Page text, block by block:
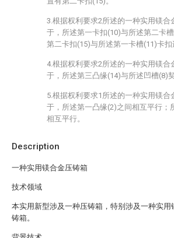
Description
一种实用镁合金压铸箱
技术领域
本实用新型涉及一种压铸箱，特别涉及一种实用
铸箱。
3.根据权利要求2所述的一种实用镁合
于，所述第一卡扣(10)与所述第二卡
第二卡扣(15)与所述第一卡槽(11)卡扣
4.根据权利要求2所述的一种实用镁合
于，所述第三凸缘(14)与所述凹槽(8)
5.根据权利要求1所述的一种实用镁合
于，所述第一凸缘(2)之间相互平行；
相互平行。